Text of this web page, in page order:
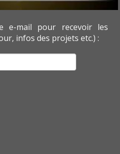
e-mail pour recevoir les
infos des projets etc.) :